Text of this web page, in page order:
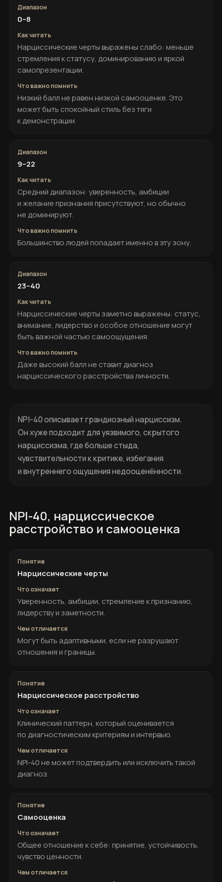
0–8
Нарциссические черты выражены слабо: меньше
стремления к статусу, доминированию и яркой
самопрезентации.
Низкий балл не равен низкой самооценке. Это
может быть спокойный стиль без тяги
к демонстрации.
9–22
Средний диапазон: уверенность, амбиции
и желание признания присутствуют, но обычно
не доминируют.
Большинство людей попадает именно в эту зону.
23–40
Нарциссические черты заметно выражены: статус,
внимание, лидерство и особое отношение могут
быть важной частью самоощущения.
Даже высокий балл не ставит диагноз
нарциссического расстройства личности.
NPI-40 описывает грандиозный нарциссизм.
Он хуже подходит для уязвимого, скрытого
нарциссизма, где больше стыда,
чувствительности к критике, избегания
и внутреннего ощущения недооценённости.
NPI-40, нарциссическое
расстройство и самооценка
Нарциссические черты
Уверенность, амбиции, стремление к признанию,
лидерству и заметности.
Могут быть адаптивными, если не разрушают
отношения и границы.
Нарциссическое расстройство
Клинический паттерн, который оценивается
по диагностическим критериям и интервью.
NPI-40 не может подтвердить или исключить такой
диагноз.
Самооценка
Общее отношение к себе: принятие, устойчивость,
чувство ценности.